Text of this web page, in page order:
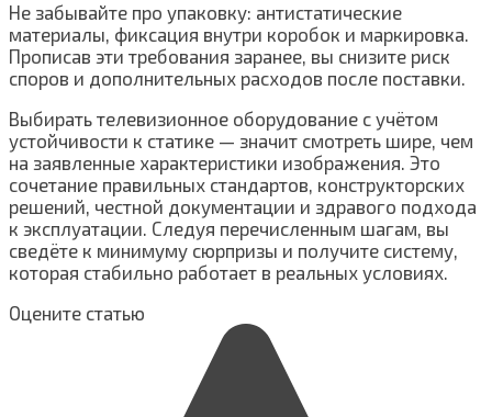
Не забывайте про упаковку: антистатические
материалы, фиксация внутри коробок и маркировка.
Прописав эти требования заранее, вы снизите риск
споров и дополнительных расходов после поставки.
Выбирать телевизионное оборудование с учётом
устойчивости к статике — значит смотреть шире, чем
на заявленные характеристики изображения. Это
сочетание правильных стандартов, конструкторских
решений, честной документации и здравого подхода
к эксплуатации. Следуя перечисленным шагам, вы
сведёте к минимуму сюрпризы и получите систему,
которая стабильно работает в реальных условиях.
Оцените статью